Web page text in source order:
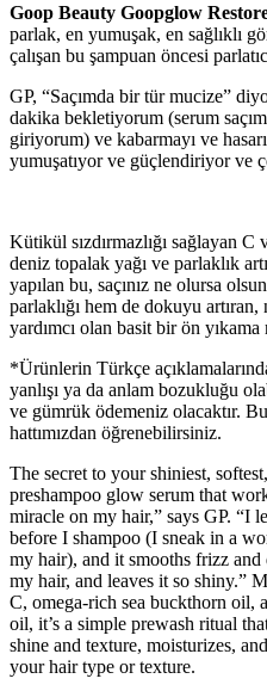
Goop Beauty Goopglow
parlak, en yumuşak, en sağlıklı
çalışan bu şampuan öncesi
GP, “Saçımda bir tür mucize”
dakika bekletiyorum (serum
giriyorum) ve kabarmayı ve
yumuşatıyor ve güçlendiriyor ve
Kütikül sızdırmazlığı sağlayan C
deniz topalak yağı ve parlaklık
yapılan bu, saçınız ne olursa
parlaklığı hem de dokuyu artıran,
yardımcı olan basit bir ön
*Ürünlerin Türkçe
yanlışı ya da anlam bozukluğu
ve gümrük ödemeniz olacaktır.
hattımızdan öğrenebilirsiniz.
The secret to your shiniest,
preshampoo glow serum that
miracle on my hair,” says GP. “I
before I shampoo (I sneak in a
my hair), and it smooths frizz and
my hair, and leaves it so shiny.”
C, omega-rich sea buckthorn oil,
oil, it’s a simple prewash ritual
shine and texture, moisturizes,
your hair type or texture.